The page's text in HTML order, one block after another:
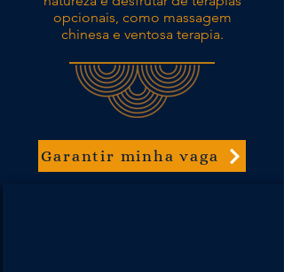
opcionais, como massagem
chinesa e ventosa terapia.
Garantir minha vaga